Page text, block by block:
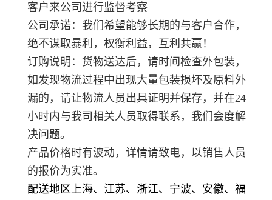
客户来公司进行监督考察
公司承诺：我们希望能够长期的与客户合作，
绝不谋取暴利，权衡利益，互利共赢！
订购说明：货物送达后，请时间检查外包装，
如发现物流过程中出现大量包装损坏及原料外
漏的，请让物流人员出具证明并保存，并在24
小时内与我司相关人员取得联系，我们会度解
决问题。
产品价格时有波动，详情请致电，以销售人员
的报价为实准。
配送地区上海、江苏、浙江、宁波、安徽、福